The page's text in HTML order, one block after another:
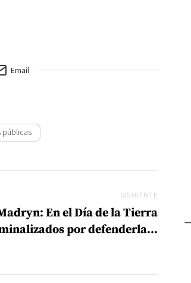
Email
públicas
SIGUIENTE
En el Día de la Tierra
por defenderla…